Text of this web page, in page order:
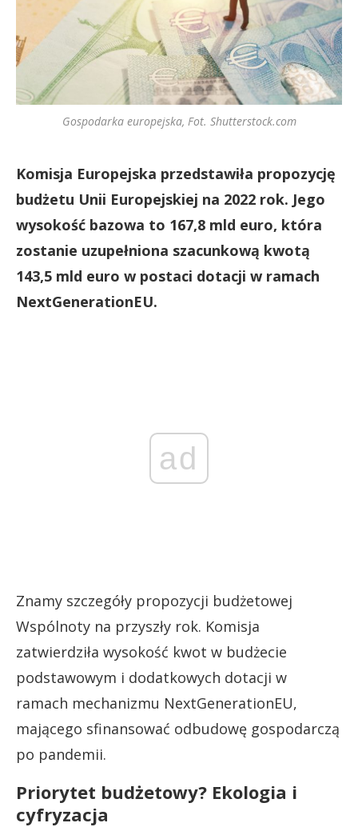
Gospodarka europejska, Fot. Shutterstock.com
Komisja Europejska przedstawiła propozycję
budżetu Unii Europejskiej na 2022 rok. Jego
wysokość bazowa to 167,8 mld euro, która
zostanie uzupełniona szacunkową kwotą
143,5 mld euro w postaci dotacji w ramach
NextGenerationEU.
ad
Znamy szczegóły propozycji budżetowej
Wspólnoty na przyszły rok. Komisja
zatwierdziła wysokość kwot w budżecie
podstawowym i dodatkowych dotacji w
ramach mechanizmu NextGenerationEU,
mającego sfinansować odbudowę gospodarczą
po pandemii.
Priorytet budżetowy? Ekologia i
cyfryzacja